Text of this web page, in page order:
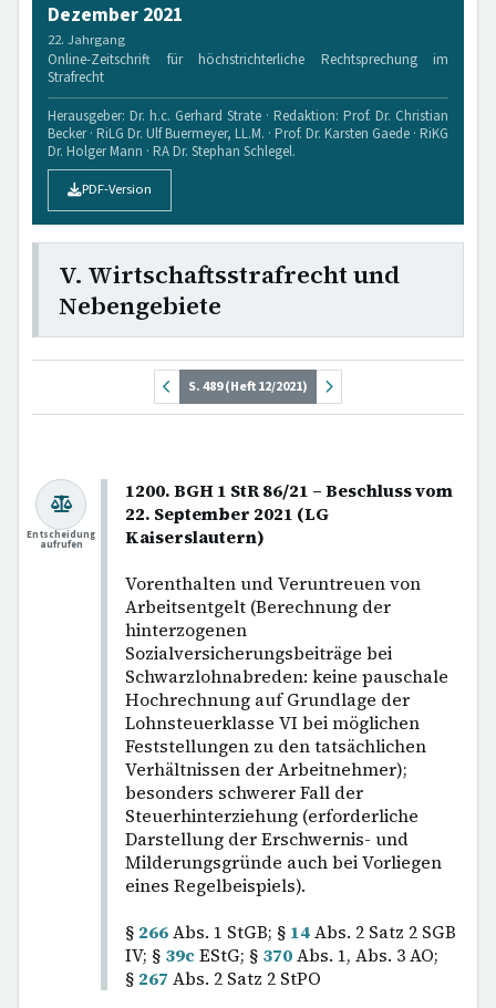
Dezember 2021
22. Jahrgang
Online-Zeitschrift für höchstrichterliche Rechtsprechung im
Strafrecht
Herausgeber: Dr. h.c. Gerhard Strate · Redaktion: Prof. Dr. Christian
Becker · RiLG Dr. Ulf Buermeyer, LL.M. · Prof. Dr. Karsten Gaede · RiKG
Dr. Holger Mann · RA Dr. Stephan Schlegel.
PDF-Version
V. Wirtschaftsstrafrecht und
Nebengebiete
S. 489 (Heft 12/2021)
1200. BGH 1 StR 86/21 – Beschluss vom
22. September 2021 (LG
Kaiserslautern)
Vorenthalten und Veruntreuen von
Arbeitsentgelt (Berechnung der
hinterzogenen
Sozialversicherungsbeiträge bei
Schwarzlohnabreden: keine pauschale
Hochrechnung auf Grundlage der
Lohnsteuerklasse VI bei möglichen
Feststellungen zu den tatsächlichen
Verhältnissen der Arbeitnehmer);
besonders schwerer Fall der
Steuerhinterziehung (erforderliche
Darstellung der Erschwernis- und
Milderungsgründe auch bei Vorliegen
eines Regelbeispiels).
§ 266Abs. 1 StGB; § 14Abs. 2 Satz 2 SGB
IV; § 39cEStG; § 370Abs. 1, Abs. 3 AO;
§ 267 Abs. 2 Satz 2 StPO
Entscheidung
aufrufen